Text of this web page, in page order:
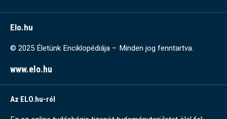
Elo.hu
© 2025 Életünk Enciklopédiája – Minden jog fenntartva.
www.elo.hu
Az ELO.hu-ról